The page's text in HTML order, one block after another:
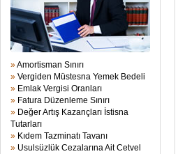
»Amortisman Sınırı
» Vergiden Müstesna Yemek Bedeli
» Emlak Vergisi Oranları
» Fatura Düzenleme Sınırı
» Değer Artış Kazançları İstisna
Tutarları
» Kıdem Tazminatı Tavanı
» Usulsüzlük Cezalarına Ait Cetvel